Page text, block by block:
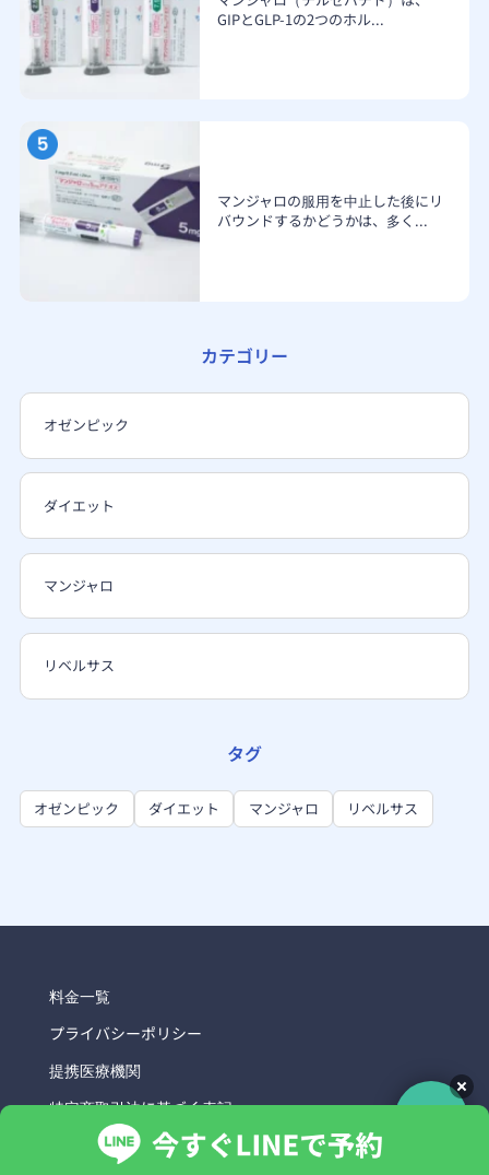
GIPとGLP-1の2つのホル...
マンジャロの服用を中止した後にリ
バウンドするかどうかは、多く...
カテゴリー
オゼンピック
ダイエット
マンジャロ
リベルサス
タグ
オゼンピック ダイエット マンジャロ リベルサス
料金一覧
プライバシーポリシー
提携医療機関
特定商取引法に基づく表記
信頼できる情報発信に向けて